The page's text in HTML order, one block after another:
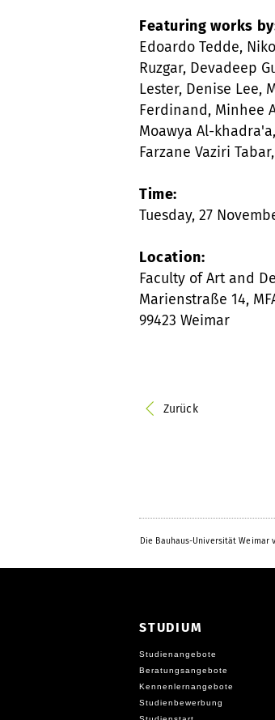
Featuring works
Edoardo Tedde,
Ruzgar, Devadeep
Lester, Denise Lee,
Ferdinand, Minhee
Moawya Al-
Farzane Vaziri
Time:
Tuesday, 27
Location:
Faculty of Art and
Marienstraße 14,
99423 Weimar
Zurück
Die Bauhaus-Universität Weimar
STUDIUM
Studienangebote
Beratungsangebote
Kennenlernangebote
Studienbewerbung